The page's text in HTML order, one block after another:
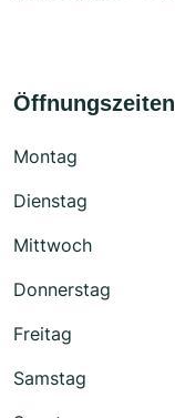
Öffnungszeiten
Montag
Dienstag
Mittwoch
Donnerstag
Freitag
Samstag